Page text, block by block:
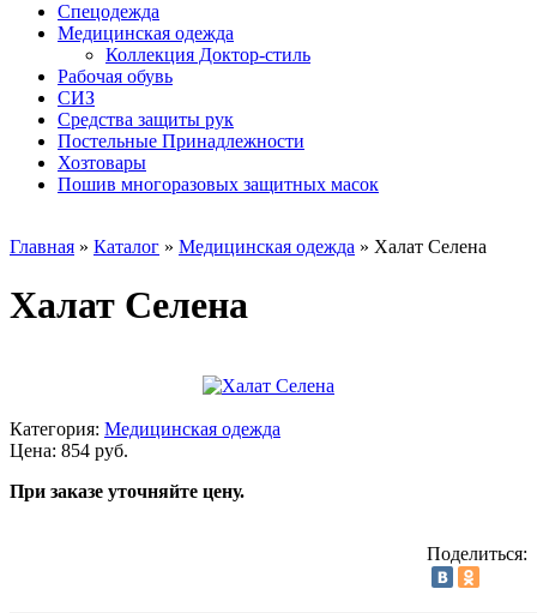
Спецодежда
Медицинская одежда
Коллекция Доктор-стиль
Рабочая обувь
СИЗ
Средства защиты рук
Постельные Принадлежности
Хозтовары
Пошив многоразовых защитных масок
Главная » Каталог » Медицинская одежда » Халат Селена
Халат Селена
Категория: Медицинская одежда
Цена: 854 руб.
При заказе уточняйте цену.
Поделиться: